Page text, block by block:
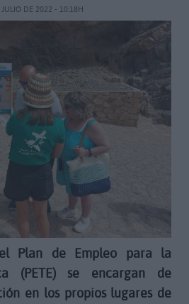
JULIO DE 2022 - 10:18H
Plan de Empleo para la
(PETE) se encargan de
en los propios lugares de